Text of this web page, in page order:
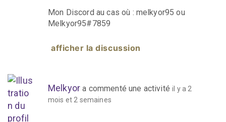
Mon Discord au cas où : melkyor95 ou
Melkyor95#7859
afficher la discussion
Melkyor a commenté une activitéil y a 2
mois et 2 semaines